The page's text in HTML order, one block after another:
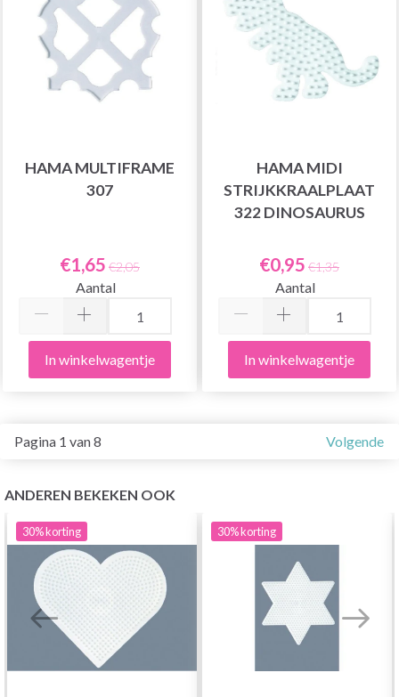
HAMA MULTIFRAME
307
€1,65 €2,05
Aantal
In winkelwagentje
HAMA MIDI
STRIJKKRAALPLAAT
322 DINOSAURUS
€0,95 €1,35
Aantal
In winkelwagentje
Pagina 1 van 8 Volgende
ANDEREN BEKEKEN OOK
30%korting 30%korting